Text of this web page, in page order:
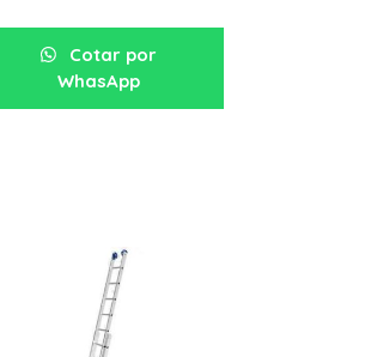
Cotar por
WhasApp